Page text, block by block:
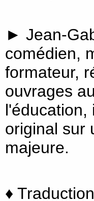
► Jean-
comédien,
formateur,
ouvrages
l'éducation,
original sur
majeure.
♦